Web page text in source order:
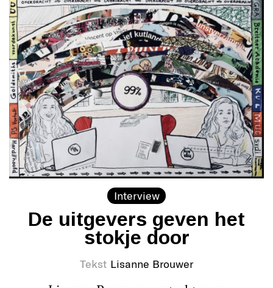
Interview
De uitgevers geven het
stokje door
Tekst Lisanne Brouwer